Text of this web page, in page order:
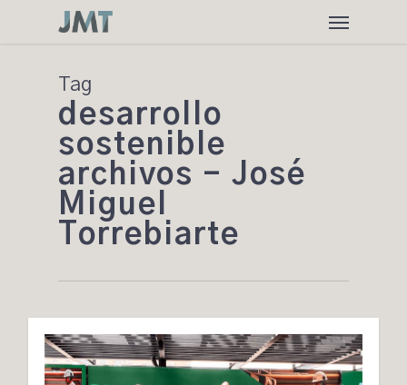
Tag
desarrollo
sostenible
archivos - José
Miguel
Torrebiarte